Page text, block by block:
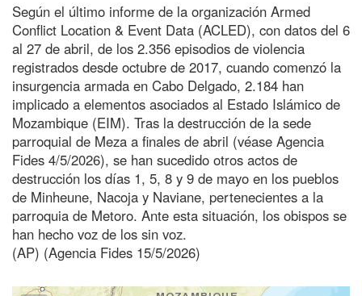
Según el último informe de la organización Armed
Conflict Location & Event Data (ACLED), con datos del 6
al 27 de abril, de los 2.356 episodios de violencia
registrados desde octubre de 2017, cuando comenzó la
insurgencia armada en Cabo Delgado, 2.184 han
implicado a elementos asociados al Estado Islámico de
Mozambique (EIM). Tras la destrucción de la sede
parroquial de Meza a finales de abril (véase Agencia
Fides 4/5/2026), se han sucedido otros actos de
destrucción los días 1, 5, 8 y 9 de mayo en los pueblos
de Minheune, Nacoja y Naviane, pertenecientes a la
parroquia de Metoro. Ante esta situación, los obispos se
han hecho voz de los sin voz.
(AP) (Agencia Fides 15/5/2026)